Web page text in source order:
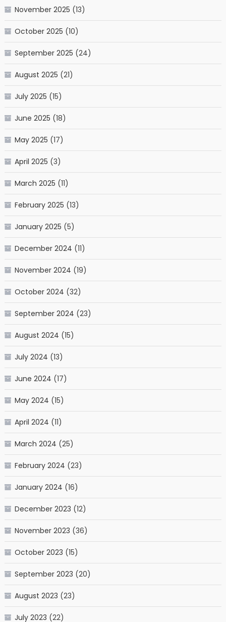
November 2025 (13)
October 2025 (10)
September 2025 (24)
August 2025 (21)
July 2025 (15)
June 2025 (18)
May 2025 (17)
April 2025 (3)
March 2025 (11)
February 2025 (13)
January 2025 (5)
December 2024 (11)
November 2024 (19)
October 2024 (32)
September 2024 (23)
August 2024 (15)
July 2024 (13)
June 2024 (17)
May 2024 (15)
April 2024 (11)
March 2024 (25)
February 2024 (23)
January 2024 (16)
December 2023 (12)
November 2023 (36)
October 2023 (15)
September 2023 (20)
August 2023 (23)
July 2023 (22)